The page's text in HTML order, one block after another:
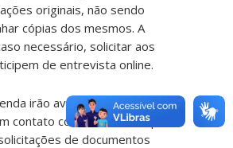
originais, não sendo
cópias dos mesmos. A
necessário, solicitar aos
de entrevista online.
irão avaliar os documentos
contato com o candidato para
de documentos